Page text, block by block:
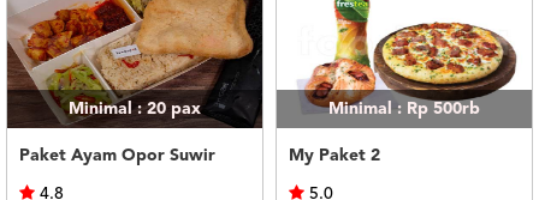
CENTER
021
5091
3494
LOGIN
DAFTARMinimal : 20pax
Paket Ayam Opor Suwir
4.8
Minimal : Rp 500rb
My Paket 2
5.0